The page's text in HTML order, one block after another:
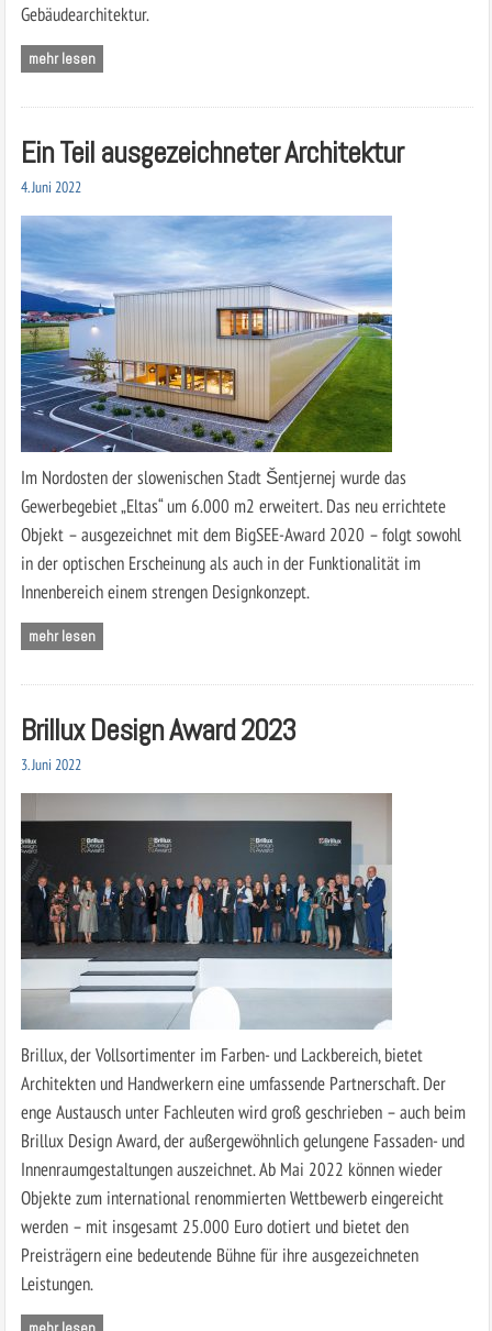
Gebäudearchitektur.
mehr lesen
Ein Teil ausgezeichneter Architektur
4. Juni 2022
Im Nordosten der slowenischen Stadt Šentjernej wurde das
Gewerbegebiet ­„Eltas“ um 6.000 m2 erweitert. Das neu errichtete
Objekt – ausgezeichnet mit dem BigSEE-Award 2020 – folgt sowohl
in der optischen Erscheinung als auch in der Funktionalität im
Innenbereich einem strengen Designkonzept.
mehr lesen
Brillux Design Award 2023
3. Juni 2022
Brillux, der Vollsortimenter im Farben- und Lackbereich, bietet
Architekten und Handwerkern eine umfassende Partnerschaft. Der
enge Austausch unter Fachleuten wird groß geschrieben – auch beim
Brillux Design Award, der außergewöhnlich gelungene Fassaden- und
Innenraumgestaltungen auszeichnet. Ab Mai 2022 können wieder
Objekte zum international renommierten Wettbewerb eingereicht
werden – mit insgesamt 25.000 Euro dotiert und bietet den
Preisträgern eine bedeutende Bühne für ihre ausgezeichneten
Leistungen.